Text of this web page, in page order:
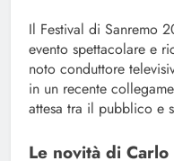
Il Festival di Sanremo
evento spettacolare e
noto conduttore
in un recente
attesa tra il pubblico e
Le novità di Carlo